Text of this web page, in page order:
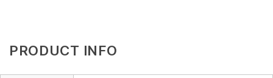
PRODUCT INFO